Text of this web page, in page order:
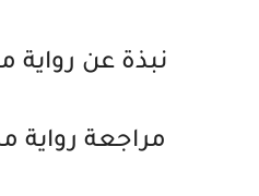
نبذة عن رواية
مراجعة رواية